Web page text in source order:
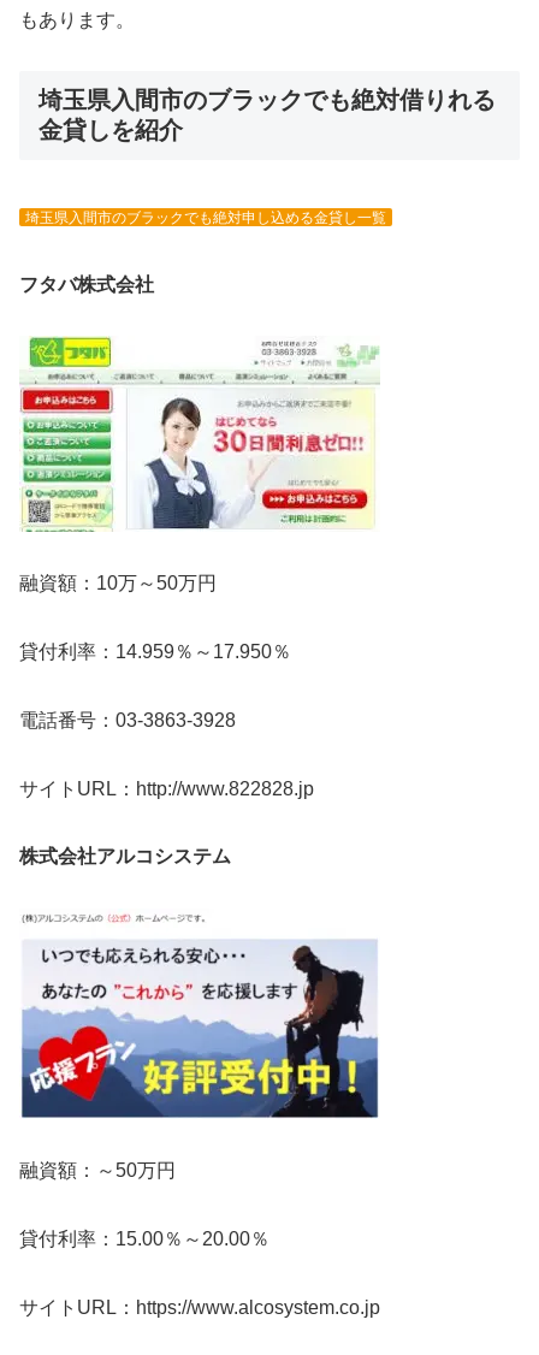
もあります。
埼玉県入間市のブラックでも絶対借りれる
金貸しを紹介
埼玉県入間市のブラックでも絶対申し込める金貸し一覧
フタバ株式会社
融資額：10万～50万円
貸付利率：14.959％～17.950％
電話番号：03-3863-3928
サイトURL：http://www.822828.jp
株式会社アルコシステム
融資額：～50万円
貸付利率：15.00％～20.00％
サイトURL：https://www.alcosystem.co.jp